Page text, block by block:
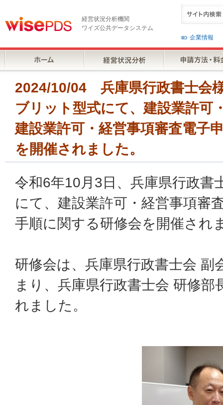
経営状況分析機関
ワイズ公共データシステム
企業情報
2024/10/04 兵庫県行政書士会
ブリット型式にて、建設業許可
建設業許可・経営事項審査電子
を開催されました。
令和6年10月3日、兵庫県行政書
にて、建設業許可・経営事項審
手順に関する研修会を開催され
研修会は、兵庫県行政書士会 副
まり、兵庫県行政書士会 研修
れました。